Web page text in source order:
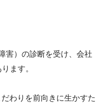
害）の診断を受け、会社
ます。
わりを前向きに生かすた